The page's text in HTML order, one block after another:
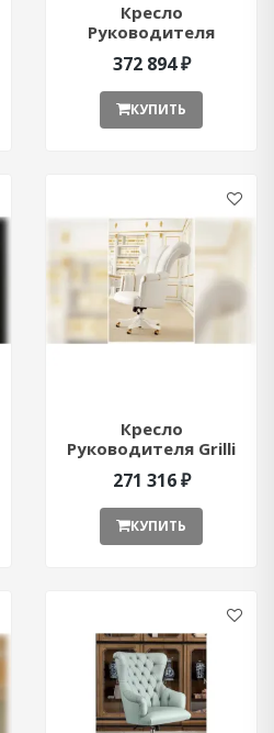
Кресло
Руководителя
Francesco Molon P265
ant49097
372 894 ₽
КУПИТЬ
Кресло
Руководителя Grilli
Roma 2 ant81991
271 316 ₽
КУПИТЬ